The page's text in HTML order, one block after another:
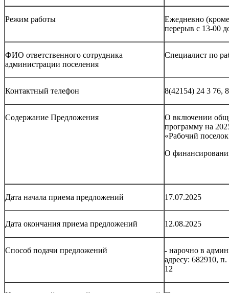
Режим работы
Ежедневно
перерыв с 13-00
ФИО ответственного сотрудника
администрации поселения
Специалист по
Контактный телефон 8(42154) 24 3 76,
Содержание Предложения
О включении
программу на
«Рабочий
О
Дата начала приема предложений 17.07.2025
Дата окончания приема предложений 12.08.2025
Способ подачи предложений
- нарочно в
адресу: 682910,
12